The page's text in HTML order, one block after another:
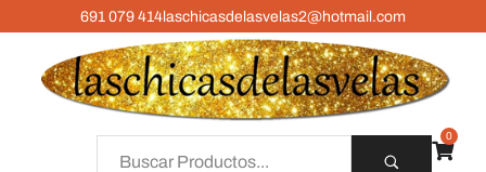
691 079 414laschicasdelasvelas2@hotmail.com
0